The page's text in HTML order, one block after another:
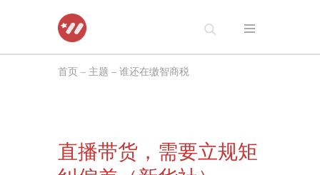
至
首页 – 主题 – 谁还在缴智商税
直播带货，需要立规矩